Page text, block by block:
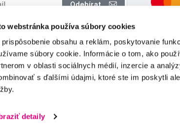
webstránka používa súbory cookies
prispôsobenie obsahu a reklám, poskytovanie
súbory cookie. Informácie o tom, ako
v oblasti sociálnych médií, inzercie a
s ďalšími údajmi, ktoré ste im poskytli
detaily
Odebírat
osobních údajůpro tyto účely.